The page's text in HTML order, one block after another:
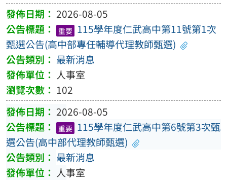
2026-08-05
重要 115學年度仁武高中第11號第1次
甄選公告(高中部專任輔導代理教師甄選)
最新消息
人事室
102
2026-08-05
重要 115學年度仁武高中第6號第3次甄
選公告(高中部代理教師甄選)
最新消息
人事室